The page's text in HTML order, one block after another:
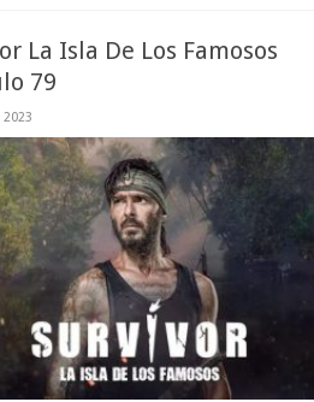
La Isla De Los Famosos
79